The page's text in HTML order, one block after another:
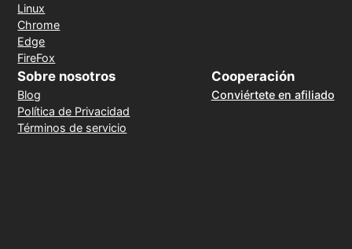
Linux
Chrome
Edge
FireFox
Sobre nosotros
Blog
Política de Privacidad
Términos de servicio
Cooperación
Conviértete en afiliado